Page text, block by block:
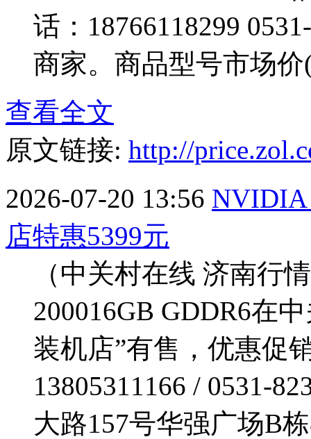
话：18766118299
商家。商品型号市场
查看全文
原文链接: http://
2026-07-20 13:56 NVIDIA
店特惠5399元
（中关村在线 济南行
200016GB GDDR6在
装机店”有售，优惠促
13805311166 / 0531-
大路157号华强广场B